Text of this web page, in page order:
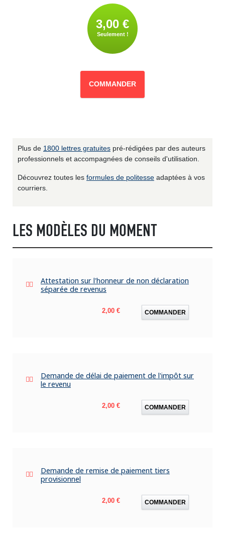
3,00 €
Seulement !
COMMANDER
Plus de 1800 lettres gratuites pré-rédigées par des auteurs
professionnels et accompagnées de conseils d'utilisation.
Découvrez toutes les formules de politesse adaptées à vos
courriers.
LES MODÈLES DU MOMENT
Attestation sur l'honneur de non déclaration
séparée de revenus
Prix
2,00 € COMMANDER
Demande de délai de paiement de l'impôt sur
le revenu
Prix
2,00 € COMMANDER
Demande de remise de paiement tiers
provisionnel
Prix
2,00 € COMMANDER